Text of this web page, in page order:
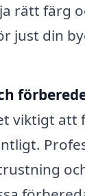
rätt färg
just din
viktigt att